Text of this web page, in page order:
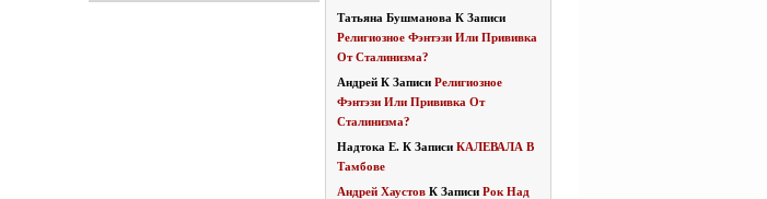
Татьяна Бушманова К Записи
Религиозное Фэнтэзи Или Прививка
От Сталинизма?
АндрейК Записи Религиозное
Фэнтэзи Или Прививка От
Сталинизма?
Надтока Е.К Записи КАЛЕВАЛА В
Тамбове
Андрей ХаустовК Записи Рок Над